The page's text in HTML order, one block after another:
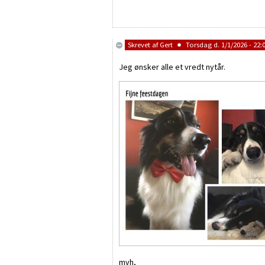
Skrevet af Gert Torsdag d. 1/1/2026 -
Jeg ønsker alle et vredt nytår.
mvh,